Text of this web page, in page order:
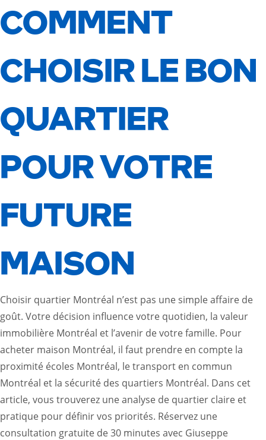
COMMENT
CHOISIR LE BON
QUARTIER
POUR VOTRE
FUTURE
MAISON
Choisir quartier Montréal n’est pas une simple affaire de
goût. Votre décision influence votre quotidien, la valeur
immobilière Montréal et l’avenir de votre famille. Pour
acheter maison Montréal, il faut prendre en compte la
proximité écoles Montréal, le transport en commun
Montréal et la sécurité des quartiers Montréal. Dans cet
article, vous trouverez une analyse de quartier claire et
pratique pour définir vos priorités. Réservez une
consultation gratuite de 30 minutes avec Giuseppe